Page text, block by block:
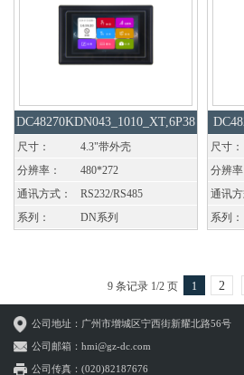
DC48270KDN043_1010_XT,6P38
立式
4.3"带外壳
尺寸：
480*272
分辨率：
RS232/RS485
通讯方式：
DN系列
系列：
尺寸：
分辨率
通讯方
系列：
9 条记录 1/2 页 1 2
公司地址：广州市增城区宁西街新耀北路56号
公司邮箱：hmi@gz-dc.com
公司传真：(020)82187676